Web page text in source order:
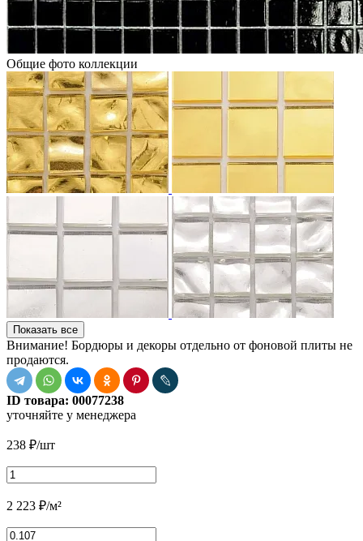
Общие фото коллекции
Показать все
Внимание! Бордюры и декоры отдельно от фоновой плиты не
продаются.
ID товара: 00077238
уточняйте у менеджера
238 ₽/шт
2 223 ₽/м²